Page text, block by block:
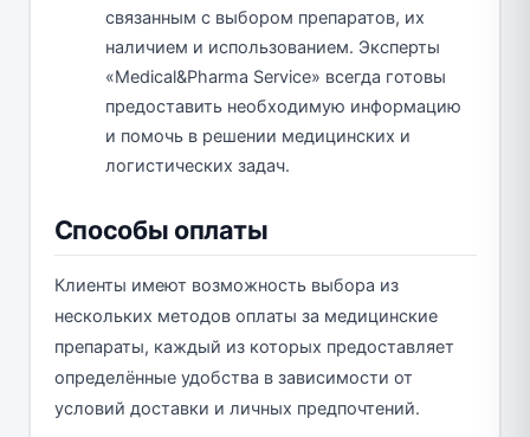
связанным с выбором препаратов, их
наличием и использованием. Эксперты
«Medical&Pharma Service» всегда готовы
предоставить необходимую информацию
и помочь в решении медицинских и
логистических задач.
Способы оплаты
Клиенты имеют возможность выбора из
нескольких методов оплаты за медицинские
препараты, каждый из которых предоставляет
определённые удобства в зависимости от
условий доставки и личных предпочтений.